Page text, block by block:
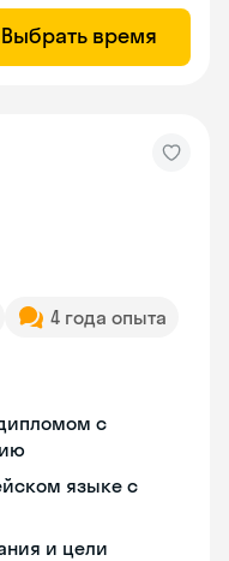
Выбрать время
4 года опыта
с
языке с
и цели